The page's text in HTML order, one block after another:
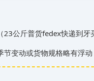
公斤普货fedex快递到‌‌‌牙
变动或货物规格略有浮